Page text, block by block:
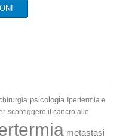
psicologia Ipertermia e
sconfiggere il cancro allo
metastasi